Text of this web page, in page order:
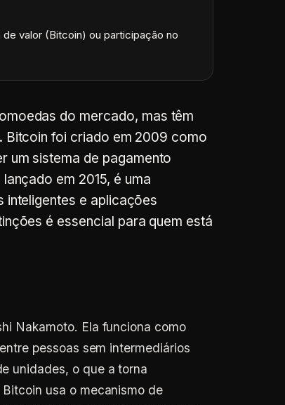
valor (Bitcoin) ou participação no
do mercado, mas têm
Bitcoin foi criado em 2009 como
um sistema de pagamento
em 2015, é uma
e aplicações
é essencial para quem está
Nakamoto. Ela funciona como
pessoas sem intermediários
unidades, o que a torna
usa o mecanismo de